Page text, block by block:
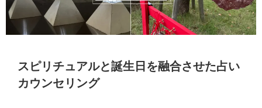
スピリチュアルと誕生日を融合させた占い
カウンセリング